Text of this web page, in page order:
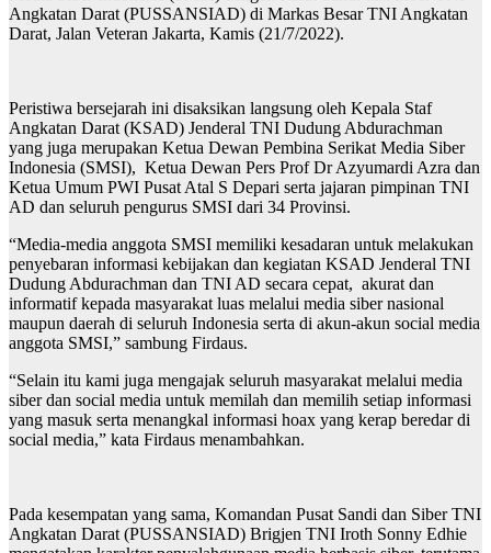
Angkatan Darat (PUSSANSIAD) di Markas Besar TNI Angkatan
Darat, Jalan Veteran Jakarta, Kamis (21/7/2022).
Peristiwa bersejarah ini disaksikan langsung oleh Kepala Staf
Angkatan Darat (KSAD) Jenderal TNI Dudung Abdurachman
yang juga merupakan Ketua Dewan Pembina Serikat Media Siber
Indonesia (SMSI), Ketua Dewan Pers Prof Dr Azyumardi Azra dan
Ketua Umum PWI Pusat Atal S Depari serta jajaran pimpinan TNI
AD dan seluruh pengurus SMSI dari 34 Provinsi.
“Media-media anggota SMSI memiliki kesadaran untuk melakukan
penyebaran informasi kebijakan dan kegiatan KSAD Jenderal TNI
Dudung Abdurachman dan TNI AD secara cepat, akurat dan
informatif kepada masyarakat luas melalui media siber nasional
maupun daerah di seluruh Indonesia serta di akun-akun social media
anggota SMSI,” sambung Firdaus.
“Selain itu kami juga mengajak seluruh masyarakat melalui media
siber dan social media untuk memilah dan memilih setiap informasi
yang masuk serta menangkal informasi hoax yang kerap beredar di
social media,” kata Firdaus menambahkan.
Pada kesempatan yang sama, Komandan Pusat Sandi dan Siber TNI
Angkatan Darat (PUSSANSIAD) Brigjen TNI Iroth Sonny Edhie